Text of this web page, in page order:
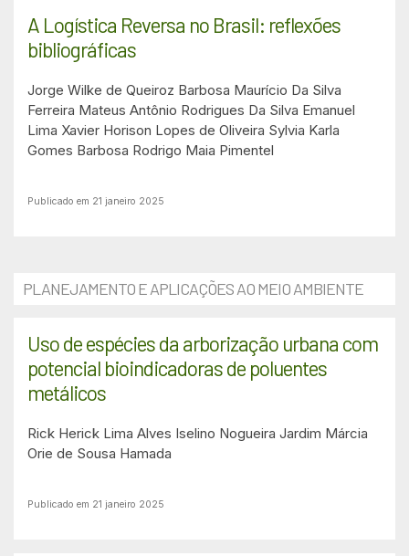
A Logística Reversa no Brasil: reflexões
bibliográficas
Jorge Wilke de Queiroz Barbosa Maurício Da Silva
Ferreira Mateus Antônio Rodrigues Da Silva Emanuel
Lima Xavier Horison Lopes de Oliveira Sylvia Karla
Gomes Barbosa Rodrigo Maia Pimentel
Publicado em 21 janeiro 2025
PLANEJAMENTO E APLICAÇÕES AO MEIO AMBIENTE
Uso de espécies da arborização urbana com
potencial bioindicadoras de poluentes
metálicos
Rick Herick Lima Alves Iselino Nogueira Jardim Márcia
Orie de Sousa Hamada
Publicado em 21 janeiro 2025